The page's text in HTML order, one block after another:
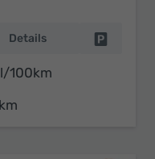
Details
100km